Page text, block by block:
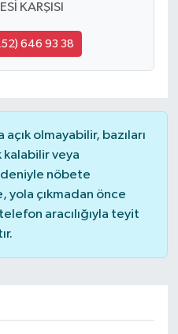
KARŞISI
646 93 38
olmayabilir, bazıları
veya
nöbete
yola çıkmadan önce
aracılığıyla teyit